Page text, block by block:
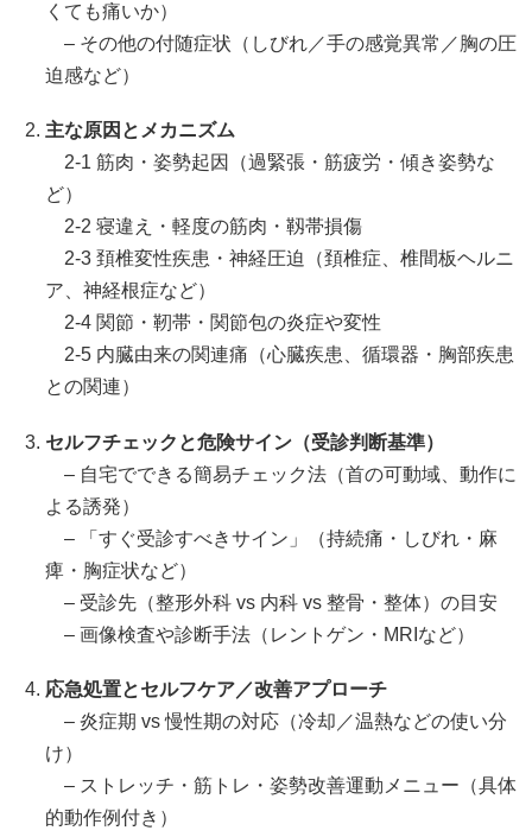
くても痛いか）
– その他の付随症状（しびれ／手の感覚異常／胸の圧
迫感など）
主な原因とメカニズム
2-1 筋肉・姿勢起因（過緊張・筋疲労・傾き姿勢な
ど）
2-2 寝違え・軽度の筋肉・靱帯損傷
2-3 頚椎変性疾患・神経圧迫（頚椎症、椎間板ヘルニ
ア、神経根症など）
2-4 関節・靭帯・関節包の炎症や変性
2-5 内臓由来の関連痛（心臓疾患、循環器・胸部疾患
との関連）
セルフチェックと危険サイン（受診判断基準）
– 自宅でできる簡易チェック法（首の可動域、動作に
よる誘発）
– 「すぐ受診すべきサイン」（持続痛・しびれ・麻
痺・胸症状など）
– 受診先（整形外科 vs 内科 vs 整骨・整体）の目安
– 画像検査や診断手法（レントゲン・MRIなど）
応急処置とセルフケア／改善アプローチ
– 炎症期 vs 慢性期の対応（冷却／温熱などの使い分
け）
– ストレッチ・筋トレ・姿勢改善運動メニュー（具体
的動作例付き）